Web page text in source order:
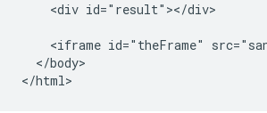
    <div id="result"></div>
<iframe id="theFrame"
  </body>